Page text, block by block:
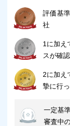
評価基
社
1に加え
スが確
2に加え
摯に行
一定基
審査中